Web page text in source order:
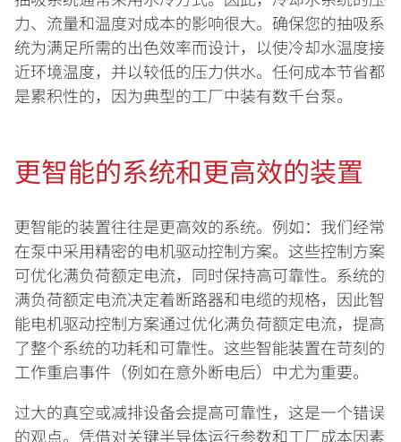
力、流量和温度对成本的影响很大。确保您的抽吸系
统为满足所需的出色效率而设计，以使冷却水温度接
近环境温度，并以较低的压力供水。任何成本节省都
是累积性的，因为典型的工厂中装有数千台泵。
更智能的系统和更高效的装置
更智能的装置往往是更高效的系统。例如：我们经常
在泵中采用精密的电机驱动控制方案。这些控制方案
可优化满负荷额定电流，同时保持高可靠性。系统的
满负荷额定电流决定着断路器和电缆的规格，因此智
能电机驱动控制方案通过优化满负荷额定电流，提高
了整个系统的功耗和可靠性。这些智能装置在苛刻的
工作重启事件（例如在意外断电后）中尤为重要。
过大的真空或减排设备会提高可靠性，这是一个错误
的观点。凭借对关键半导体运行参数和工厂成本因素